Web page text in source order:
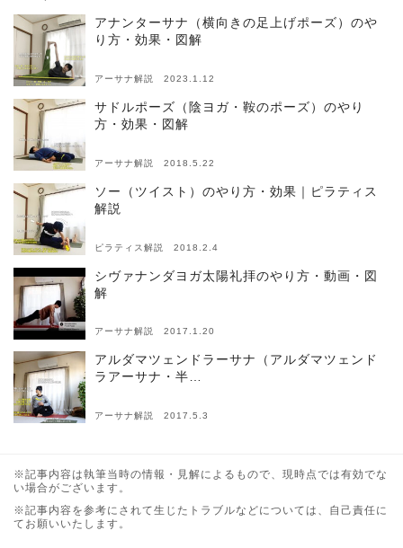
アナンターサナ（横向きの足上げポーズ）のや
り方・効果・図解
アーサナ解説 2023.1.12
サドルポーズ（陰ヨガ・鞍のポーズ）のやり
方・効果・図解
アーサナ解説 2018.5.22
ソー（ツイスト）のやり方・効果｜ピラティス
解説
ピラティス解説 2018.2.4
シヴァナンダヨガ太陽礼拝のやり方・動画・図
解
アーサナ解説 2017.1.20
アルダマツェンドラーサナ（アルダマツェンド
ラアーサナ・半…
アーサナ解説 2017.5.3
※記事内容は執筆当時の情報・見解によるもので、現時点では有効でな
い場合がございます。
※記事内容を参考にされて生じたトラブルなどについては、自己責任に
てお願いいたします。